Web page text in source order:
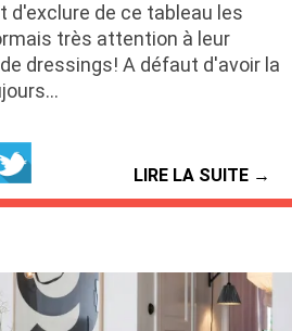
d'exclure de ce tableau les
très attention à leur
dressings! A défaut d'avoir la
LIRE LA SUITE →